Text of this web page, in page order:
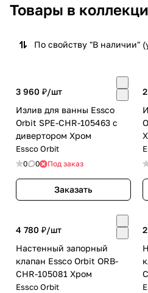
Товары в
По свойству "В наличии"
3 960 ₽/шт
Излив для ванны Essco
Orbit SPE-CHR-105463 с
дивертором Хром
Essco Orbit
0 0 Под заказ
Заказать
4 780 ₽/шт
Настенный запорный
клапан Essco Orbit ORB-
CHR-105081 Хром
Essco Orbit